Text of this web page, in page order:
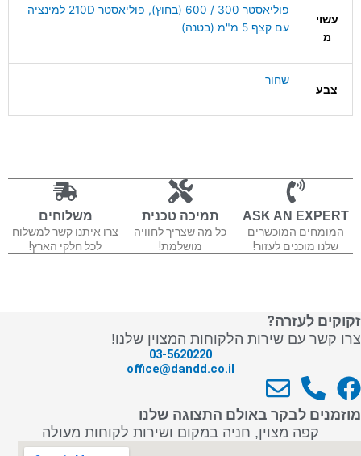
עשוי
מ
פוליאסטר 300 / 600 (בחוץ), פוליאסטר 210D למינציה
עם קצף 5 מ"מ (בטנה)
צבע
שחור
ASK AN EXPERT
המומחים המוכשרים
שלנו מוכנים לעזור!
תמיכה טכנית
כל מה שצריך לחוויה
מושלמת!
משלוחים
צרו איתנו קשר למשלוח
לכל חלקי הארץ!
זקוקים לעזרה?
צרו קשר עם שירות הלקוחות המצוין שלנו!
03-5620220
office@dandd.co.il
F
a
P
h
o
E
n
v
מוזמנים לבקר באולם התצוגה שלנו
קפה מצוין, חניה במקום ושירות לקוחות מעולה